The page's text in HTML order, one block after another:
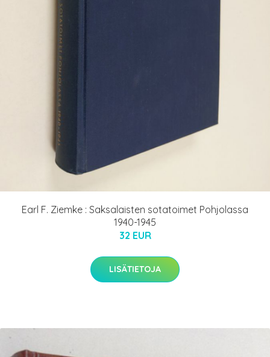
Earl F. Ziemke : Saksalaisten sotatoimet Pohjolassa
1940-1945
32 EUR
LISÄTIETOJA